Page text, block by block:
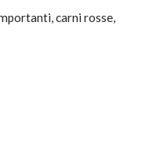
carni rosse,